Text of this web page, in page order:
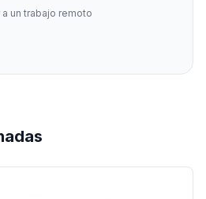
un trabajo remoto